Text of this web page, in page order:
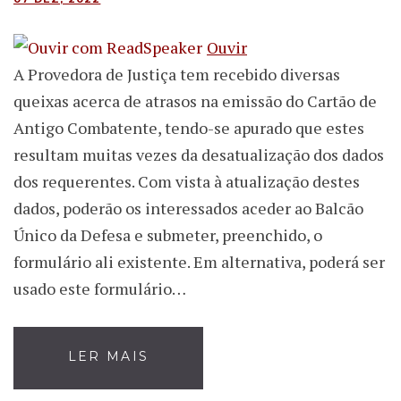
Ouvir
A Provedora de Justiça tem recebido diversas
queixas acerca de atrasos na emissão do Cartão de
Antigo Combatente, tendo-se apurado que estes
resultam muitas vezes da desatualização dos dados
dos requerentes. Com vista à atualização destes
dados, poderão os interessados aceder ao Balcão
Único da Defesa e submeter, preenchido, o
formulário ali existente. Em alternativa, poderá ser
usado este formulário…
LER MAIS